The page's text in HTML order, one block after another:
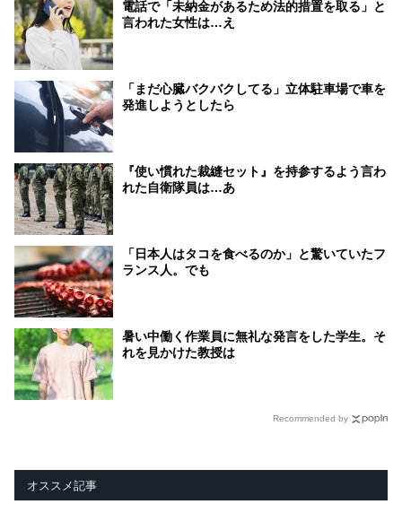
電話で「未納金があるため法的措置を取る」と
言われた女性は…え
「まだ心臓バクバクしてる」立体駐車場で車を
発進しようとしたら
『使い慣れた裁縫セット』を持参するよう言わ
れた自衛隊員は…あ
「日本人はタコを食べるのか」と驚いていたフ
ランス人。でも
暑い中働く作業員に無礼な発言をした学生。そ
れを見かけた教授は
Recommended by
オススメ記事